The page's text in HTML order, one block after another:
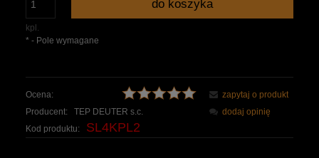
kpl.
do koszyka
* - Pole wymagane
Ocena:
Producent:
TEP DEUTER s.c.
Kod produktu:
SL4KPL2
zapytaj o produkt
dodaj opinię